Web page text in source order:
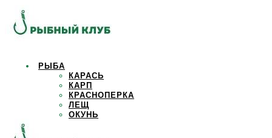
РЫБА
КАРАСЬ
КАРП
КРАСНОПЕРКА
ЛЕЩ
ОКУНЬ